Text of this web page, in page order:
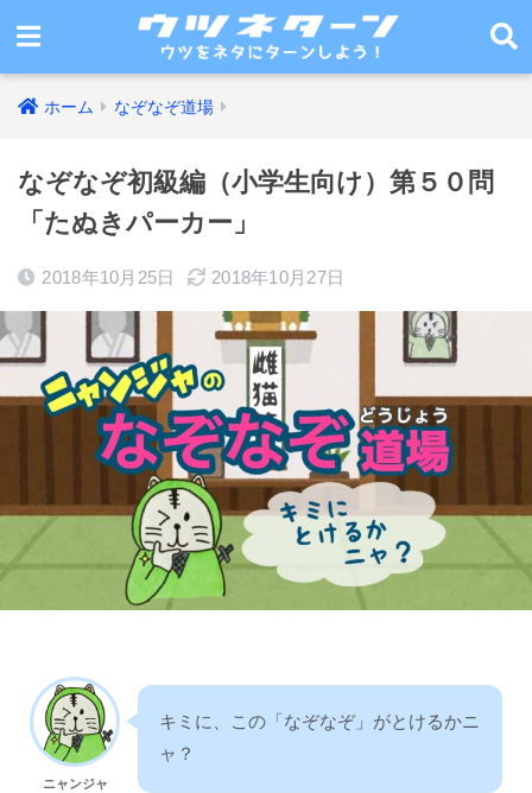
ホーム なぞなぞ道場
なぞなぞ初級編（小学生向け）第５０問
「たぬきパーカー」
2018年10月25日 2018年10月27日
ニャンジャ
キミに、この「なぞなぞ」がとけるかニ
ャ？